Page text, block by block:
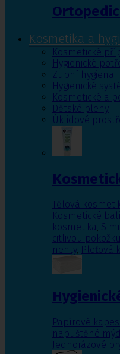
Kosmetika a
Kosmetické
Hygienické
Zubní hygiena
Hygienické
Kosmetické a
Dětské pleny
Úklidové
Tělová
Kosmetické
kosmetika, S
citlivou pokožku
nehty, Pleťová
Papírové
napuštěné
Jednorázové